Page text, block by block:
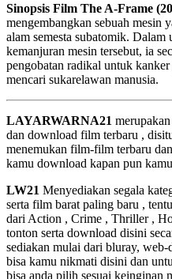
Sinopsis Film The A-Frame
mengembangkan sebuah mesin
alam semesta subatomik.
kemanjuran mesin tersebut, ia
pengobatan radikal untuk
mencari sukarelawan manusia.
LAYARWARNA21
dan download film terbaru ,
menemukan film-film terbaru
kamu download kapan pun
LW21 Menyediakan segala
serta film barat paling baru ,
dari Action , Crime , Thriller ,
tonton serta download disini
sediakan mulai dari bluray,
bisa kamu nikmati disini dan
bisa anda pilih sesuai keinginan